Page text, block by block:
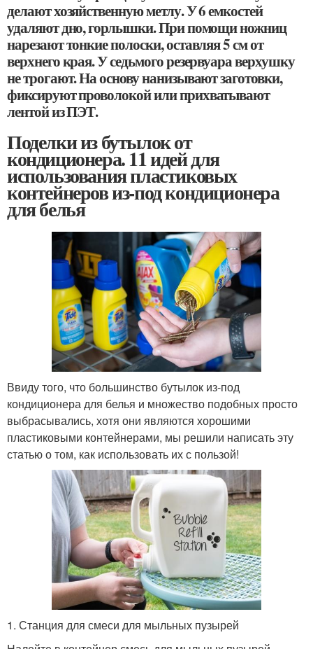
делают хозяйственную метлу. У 6 емкостей
удаляют дно, горлышки. При помощи ножниц
нарезают тонкие полоски, оставляя 5 см от
верхнего края. У седьмого резервуара верхушку
не трогают. На основу нанизывают заготовки,
фиксируют проволокой или прихватывают
лентой из ПЭТ.
Поделки из бутылок от
кондиционера. 11 идей для
использования пластиковых
контейнеров из-под кондиционера
для белья
Ввиду того, что большинство бутылок из-под
кондиционера для белья и множество подобных просто
выбрасывались, хотя они являются хорошими
пластиковыми контейнерами, мы решили написать эту
статью о том, как использовать их с пользой!
1. Станция для смеси для мыльных пузырей